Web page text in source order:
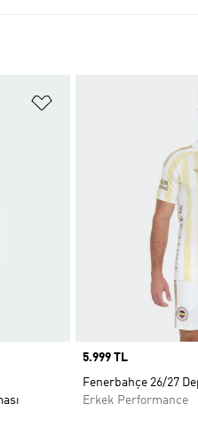
Price
5.999 TL
Fenerbahçe 26/27
Erkek Performance